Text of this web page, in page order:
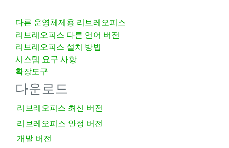
다른 운영체제용 리브레오피스
리브레오피스 다른 언어 버전
리브레오피스 설치 방법
시스템 요구 사항
확장도구
다운로드
리브레오피스 최신 버전
리브레오피스 안정 버전
개발 버전